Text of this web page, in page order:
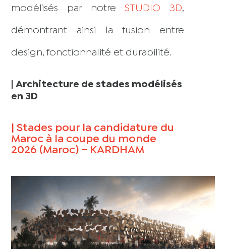
modélisés par notreSTUDIO 3D,
démontrant ainsi la fusion entre
design, fonctionnalité et durabilité.
|Architecture de stades modélisés
en 3D
| Stades pour la candidature du
Maroc à la coupe du monde
2026 (Maroc) – KARDHAM